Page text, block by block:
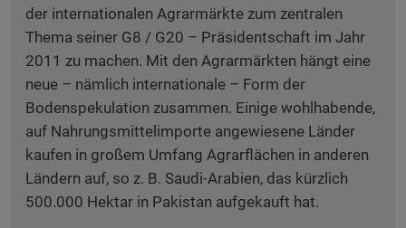
der internationalen Agrarmärkte zum zentralen
Thema seiner G8 / G20 – Präsidentschaft im Jahr
2011 zu machen. Mit den Agrarmärkten hängt eine
neue – nämlich internationale – Form der
Bodenspekulation zusammen. Einige wohlhabende,
auf Nahrungsmittelimporte angewiesene Länder
kaufen in großem Umfang Agrarflächen in anderen
Ländern auf, so z. B. Saudi-Arabien, das kürzlich
500.000 Hektar in Pakistan aufgekauft hat.